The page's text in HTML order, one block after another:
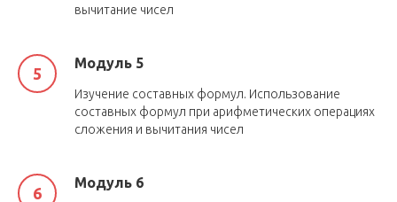
вычитание чисел
Модуль 5
Изучение составных формул. Использование
составных формул при арифметических операциях
сложения и вычитания чисел
Модуль 6